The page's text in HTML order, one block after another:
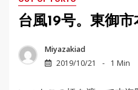
台風19号。東御
Miyazakiad
2019/10/21
1 Min